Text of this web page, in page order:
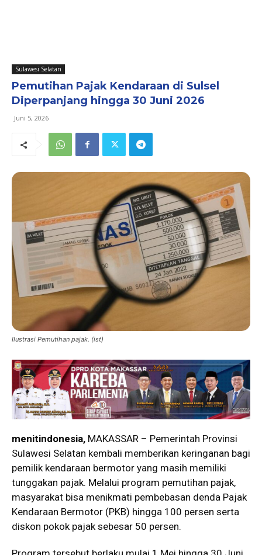
Sulawesi Selatan
Pemutihan Pajak Kendaraan di Sulsel
Diperpanjang hingga 30 Juni 2026
Juni 5, 2026
Ilustrasi Pemutihan pajak. (ist)
menitindonesia, MAKASSAR – Pemerintah Provinsi
Sulawesi Selatan kembali memberikan keringanan bagi
pemilik kendaraan bermotor yang masih memiliki
tunggakan pajak. Melalui program pemutihan pajak,
masyarakat bisa menikmati pembebasan denda Pajak
Kendaraan Bermotor (PKB) hingga 100 persen serta
diskon pokok pajak sebesar 50 persen.